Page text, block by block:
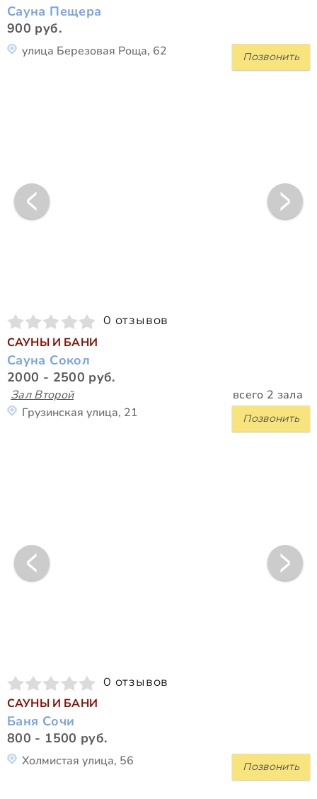
Сауна Пещера
900 руб.
Позвонить
улица Березовая Роща, 62
0 отзывов
САУНЫ И БАНИ
Сауна Сокол
2000 - 2500 руб.
Зал Второй всего 2 зала
Позвонить
Грузинская улица, 21
0 отзывов
САУНЫ И БАНИ
Баня Сочи
800 - 1500 руб.
Позвонить
Холмистая улица, 56